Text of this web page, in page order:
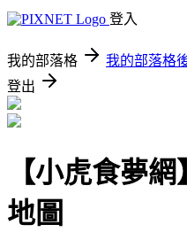
登入
我的部落格 我的部落格
登出
【小虎食夢
地圖